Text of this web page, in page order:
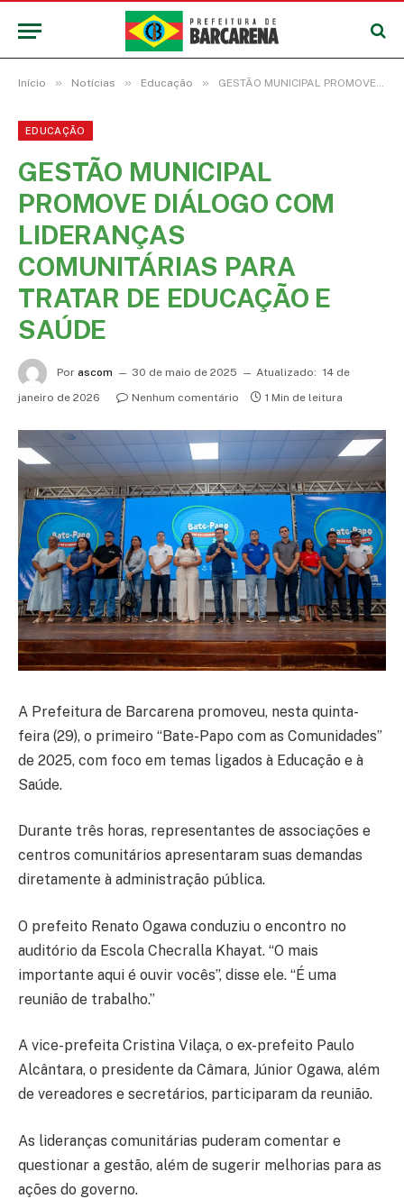
Início » Notícias » Educação » GESTÃO MUNICIPAL PROMOVE DIÁLOGO COM LIDERANÇAS COMUNITÁRIAS PARA TRATAR DE EDUCAÇÃO E SAÚDE
EDUCAÇÃO
GESTÃO MUNICIPAL
PROMOVE DIÁLOGO COM
LIDERANÇAS
COMUNITÁRIAS PARA
TRATAR DE EDUCAÇÃO E
SAÚDE
Por ascom 30 de maio de 2025 Atualizado: 14 de
janeiro de 2026
Nenhum comentário 1 Min de leitura
A Prefeitura de Barcarena promoveu, nesta quinta-
feira (29), o primeiro “Bate-Papo com as Comunidades”
de 2025, com foco em temas ligados à Educação e à
Saúde.
Durante três horas, representantes de associações e
centros comunitários apresentaram suas demandas
diretamente à administração pública.
O prefeito Renato Ogawa conduziu o encontro no
auditório da Escola Checralla Khayat. “O mais
importante aqui é ouvir vocês”, disse ele. “É uma
reunião de trabalho.”
A vice-prefeita Cristina Vilaça, o ex-prefeito Paulo
Alcântara, o presidente da Câmara, Júnior Ogawa, além
de vereadores e secretários, participaram da reunião.
As lideranças comunitárias puderam comentar e
questionar a gestão, além de sugerir melhorias para as
ações do governo.